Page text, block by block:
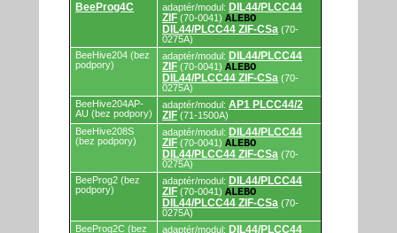
BeeProg4C adaptér/modul: DIL44/PLCC44
ZIF (70-0041) ALEBO
DIL44/PLCC44 ZIF-CSa (70-
0275A)
BeeHive204 (bez
podpory)
adaptér/modul: DIL44/PLCC44
ZIF (70-0041) ALEBO
DIL44/PLCC44 ZIF-CSa (70-
0275A)
BeeHive204AP-
AU (bez podpory)
adaptér/modul: AP1 PLCC44/2
ZIF (71-1500A)
BeeHive208S
(bez podpory)
adaptér/modul: DIL44/PLCC44
ZIF (70-0041) ALEBO
DIL44/PLCC44 ZIF-CSa (70-
0275A)
BeeProg2 (bez
podpory)
adaptér/modul: DIL44/PLCC44
ZIF (70-0041) ALEBO
DIL44/PLCC44 ZIF-CSa (70-
0275A)
BeeProg2C (bez
adaptér/modul: DIL44/PLCC44